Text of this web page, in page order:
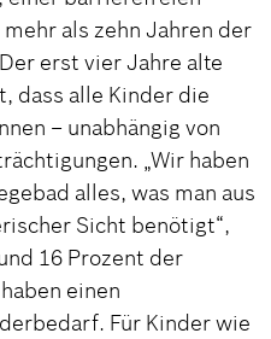
als zehn Jahren der
erst vier Jahre alte
dass alle Kinder die
– unabhängig von
„Wir haben
alles, was man aus
Sicht benötigt“,
16 Prozent der
einen
Für Kinder wie